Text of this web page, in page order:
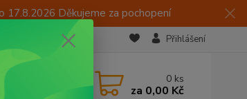
17.8.2026 Děkujeme za pochopení
Přihlášení
0 ks
za 0,00 Kč